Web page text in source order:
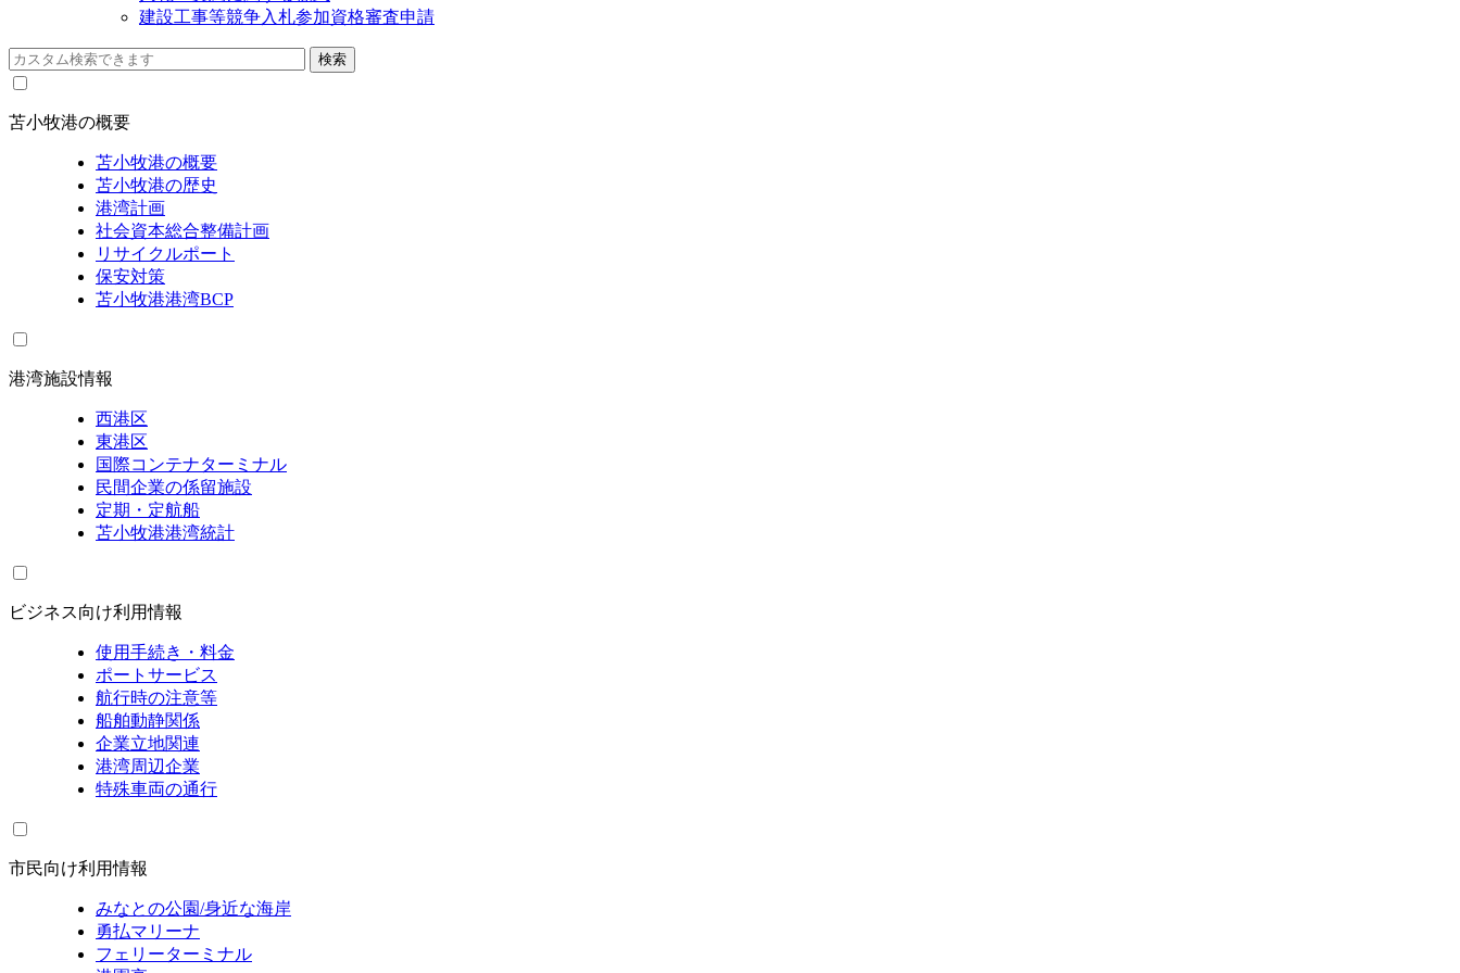
建設工事等競争入札参加資格審査申請
苫小牧港の概要
苫小牧港の概要
苫小牧港の歴史
港湾計画
社会資本総合整備計画
リサイクルポート
保安対策
苫小牧港港湾BCP
港湾施設情報
西港区
東港区
国際コンテナターミナル
民間企業の係留施設
定期・定航船
苫小牧港港湾統計
ビジネス向け利用情報
使用手続き・料金
ポートサービス
航行時の注意等
船舶動静関係
企業立地関連
港湾周辺企業
特殊車両の通行
市民向け利用情報
みなとの公園/身近な海岸
勇払マリーナ
フェリーターミナル